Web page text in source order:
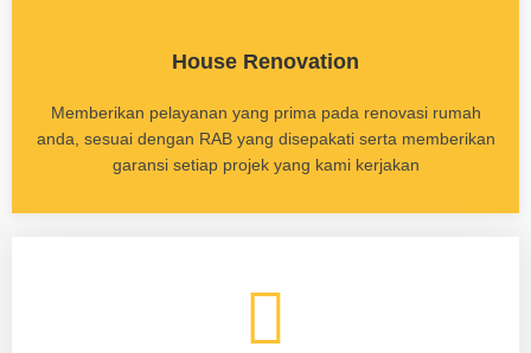
House Renovation
Memberikan pelayanan yang prima pada renovasi rumah
anda, sesuai dengan RAB yang disepakati serta memberikan
garansi setiap projek yang kami kerjakan